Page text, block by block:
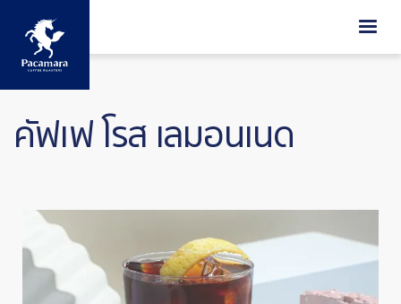
ข้ามไปยังเนื้อหาหลัก
คัฟเฟ โรส เลมอนเนด
Image